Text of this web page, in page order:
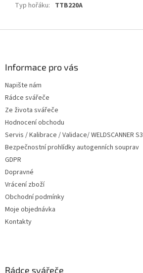
Typ hořáku: TTB220A
Informace pro vás
Napište nám
Rádce svářeče
Ze života svářeče
Hodnocení obchodu
Servis / Kalibrace / Validace/ WELDSCANNER S3
Bezpečnostní prohlídky autogenních souprav
GDPR
Dopravné
Vrácení zboží
Obchodní podmínky
Moje objednávka
Kontakty
Rádce svářeče